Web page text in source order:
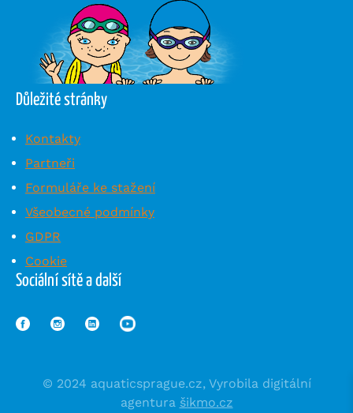
Důležité stránky
Kontakty
Partneři
Formuláře ke stažení
Všeobecné podmínky
GDPR
Cookie
Sociální sítě a další
© 2024 aquaticsprague.cz, Vyrobila digitální
agentura šikmo.cz